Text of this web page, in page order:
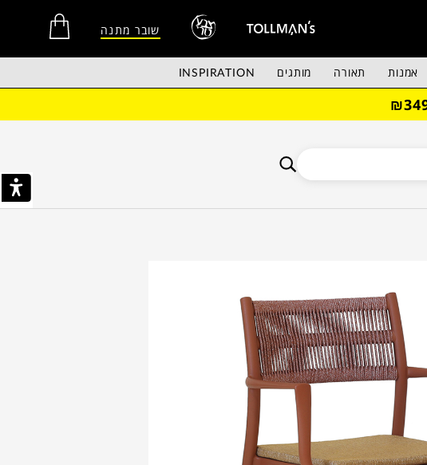
שובר מתנה
אמנות תאורה מותגים INSPIRATION